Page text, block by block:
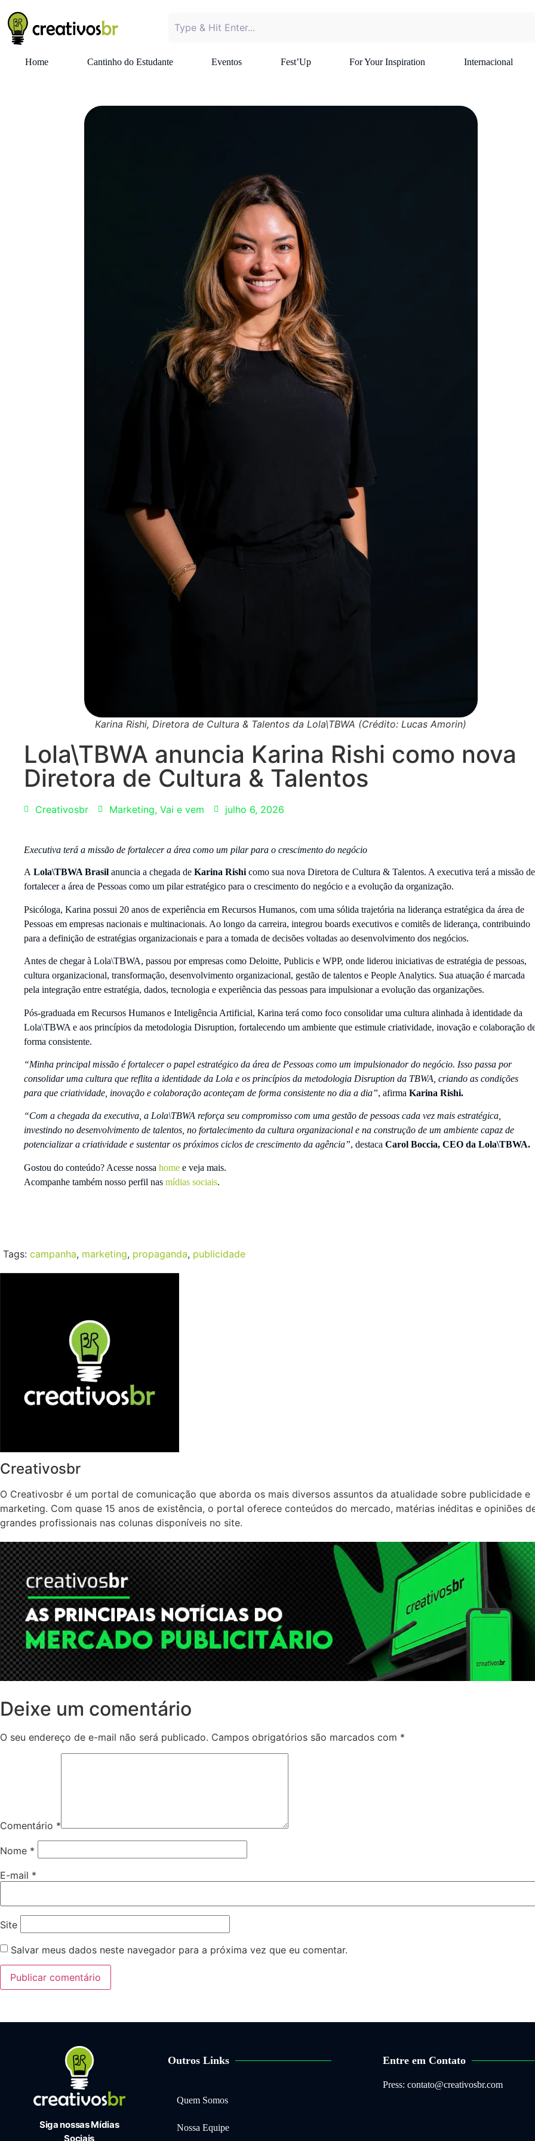
Home Cantinho do Estudante Eventos Fest’Up For Your Inspiration Internacional
Karina Rishi, Diretora de Cultura & Talentos da Lola\TBWA (Crédito: Lucas Amorin)
Lola\TBWA anuncia Karina Rishi como nova
Diretora de Cultura & Talentos
Creativosbr Marketing, Vai e vem julho 6, 2026
Executiva terá a missão de fortalecer a área como um pilar para o crescimento do negócio
A Lola\TBWA Brasil anuncia a chegada de Karina Rishi como sua nova Diretora de Cultura & Talentos. A executiva terá a missão de
fortalecer a área de Pessoas como um pilar estratégico para o crescimento do negócio e a evolução da organização.
Psicóloga, Karina possui 20 anos de experiência em Recursos Humanos, com uma sólida trajetória na liderança estratégica da área de
Pessoas em empresas nacionais e multinacionais. Ao longo da carreira, integrou boards executivos e comitês de liderança, contribuindo
para a definição de estratégias organizacionais e para a tomada de decisões voltadas ao desenvolvimento dos negócios.
Antes de chegar à Lola\TBWA, passou por empresas como Deloitte, Publicis e WPP, onde liderou iniciativas de estratégia de pessoas,
cultura organizacional, transformação, desenvolvimento organizacional, gestão de talentos e People Analytics. Sua atuação é marcada
pela integração entre estratégia, dados, tecnologia e experiência das pessoas para impulsionar a evolução das organizações.
Pós-graduada em Recursos Humanos e Inteligência Artificial, Karina terá como foco consolidar uma cultura alinhada à identidade da
Lola\TBWA e aos princípios da metodologia Disruption, fortalecendo um ambiente que estimule criatividade, inovação e colaboração
forma consistente.
“Minha principal missão é fortalecer o papel estratégico da área de Pessoas como um impulsionador do negócio. Isso passa por
consolidar uma cultura que reflita a identidade da Lola e os princípios da metodologia Disruption da TBWA, criando as condições
para que criatividade, inovação e colaboração aconteçam de forma consistente no dia a dia”, afirma Karina Rishi.
“Com a chegada da executiva, a Lola\TBWA reforça seu compromisso com uma gestão de pessoas cada vez mais estratégica,
investindo no desenvolvimento de talentos, no fortalecimento da cultura organizacional e na construção de um ambiente capaz de
potencializar a criatividade e sustentar os próximos ciclos de crescimento da agência”, destaca Carol Boccia, CEO da Lola\TBWA.
Gostou do conteúdo? Acesse nossa home e veja mais.
Acompanhe também nosso perfil nas mídias sociais.
Tags: campanha, marketing, propaganda, publicidade
Creativosbr
O Creativosbr é um portal de comunicação que aborda os mais diversos assuntos da atualidade sobre publicidade e
marketing. Com quase 15 anos de existência, o portal oferece conteúdos do mercado, matérias inéditas e opiniões
grandes profissionais nas colunas disponíveis no site.
Deixe um comentário
O seu endereço de e-mail não será publicado. Campos obrigatórios são marcados com *
Comentário *
Nome *
E-mail *
Site
Salvar meus dados neste navegador para a próxima vez que eu comentar.
Siga nossas Mídias
Sociais
Outros Links
Quem Somos
Nossa Equipe
Entre em Contato
Press: contato@creativosbr.com